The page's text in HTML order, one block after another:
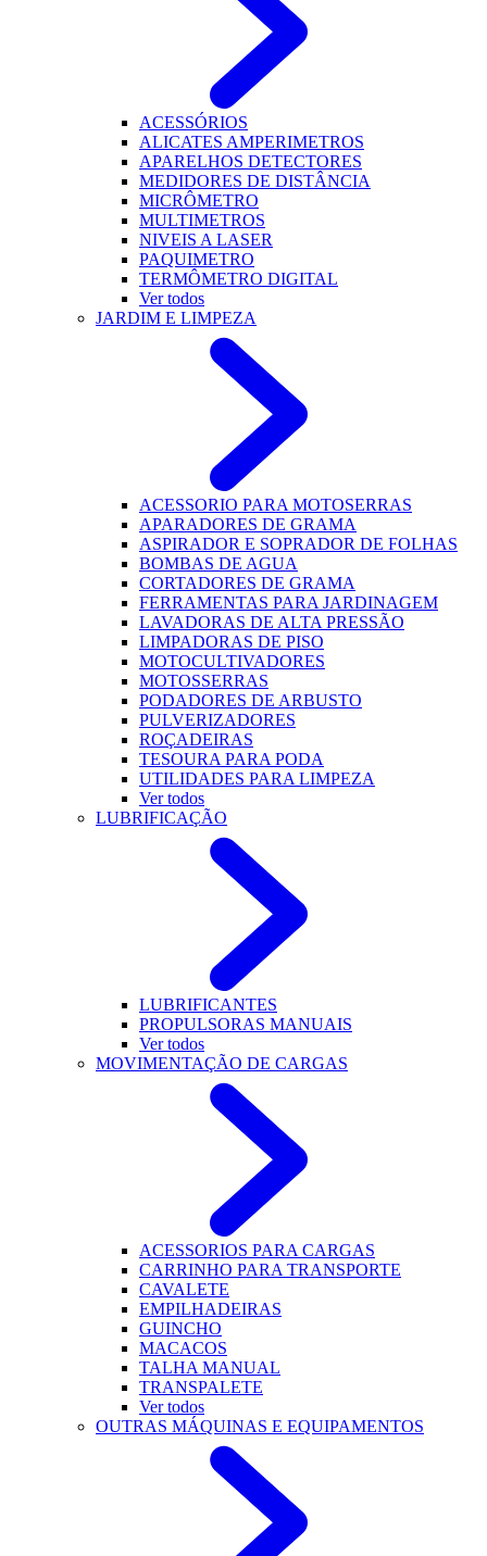
ACESSÓRIOS
ALICATES AMPERIMETROS
APARELHOS DETECTORES
MEDIDORES DE DISTÂNCIA
MICRÔMETRO
MULTIMETROS
NIVEIS A LASER
PAQUIMETRO
TERMÔMETRO DIGITAL
Ver todos
JARDIM E LIMPEZA
ACESSORIO PARA MOTOSERRAS
APARADORES DE GRAMA
ASPIRADOR E SOPRADOR DE FOLHAS
BOMBAS DE AGUA
CORTADORES DE GRAMA
FERRAMENTAS PARA JARDINAGEM
LAVADORAS DE ALTA PRESSÃO
LIMPADORAS DE PISO
MOTOCULTIVADORES
MOTOSSERRAS
PODADORES DE ARBUSTO
PULVERIZADORES
ROÇADEIRAS
TESOURA PARA PODA
UTILIDADES PARA LIMPEZA
Ver todos
LUBRIFICAÇÃO
LUBRIFICANTES
PROPULSORAS MANUAIS
Ver todos
MOVIMENTAÇÃO DE CARGAS
ACESSORIOS PARA CARGAS
CARRINHO PARA TRANSPORTE
CAVALETE
EMPILHADEIRAS
GUINCHO
MACACOS
TALHA MANUAL
TRANSPALETE
Ver todos
OUTRAS MÁQUINAS E EQUIPAMENTOS